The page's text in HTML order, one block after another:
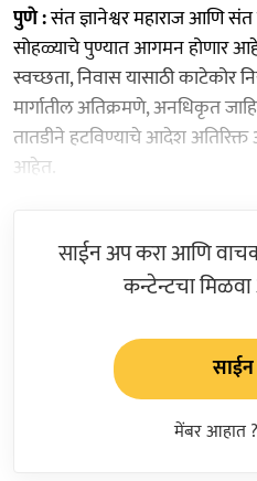
पुणे :संत ज्ञानेश्वर महाराज आणि
सोहळ्याचे पुण्यात आगमन होणार आहे.
स्वच्छता, निवास यासाठी काटेकोर
मार्गातील अतिक्रमणे, अनधिकृत
तातडीने हटविण्याचे आदेश अतिरिक्त
आहेत.
साईन अप करा आणि
कन्टेन्टचा
मेंबर आहात